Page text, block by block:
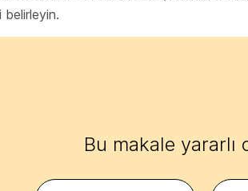
belirleyin.
Bu makale yararlı